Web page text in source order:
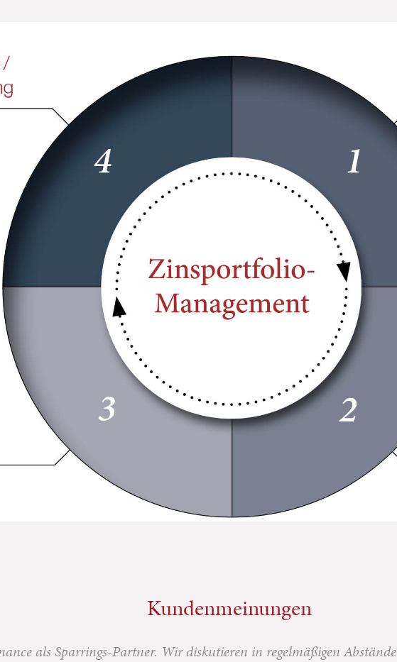
Kundenmeinungen
als Sparrings-Partner. Wir diskutieren in regelmäßigen